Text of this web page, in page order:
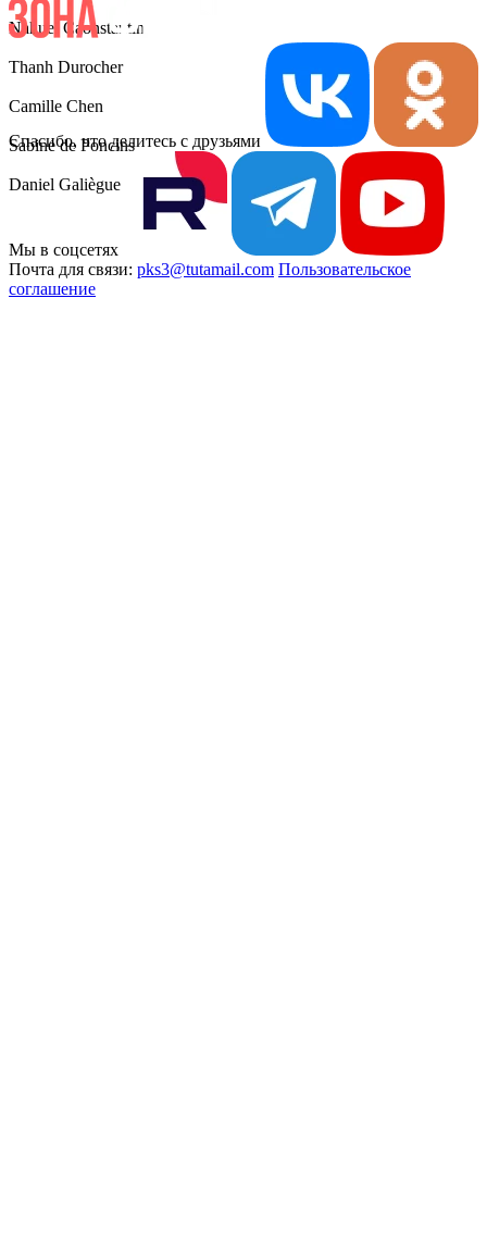
Nahuel Caonstantini
Thanh Durocher
Camille Chen
Sabine de Poncins
Daniel Galiègue
Спасибо, что делитесь с друзьями
Мы в соцсетях
Почта для связи: pks3@tutamail.com Пользовательское
соглашение